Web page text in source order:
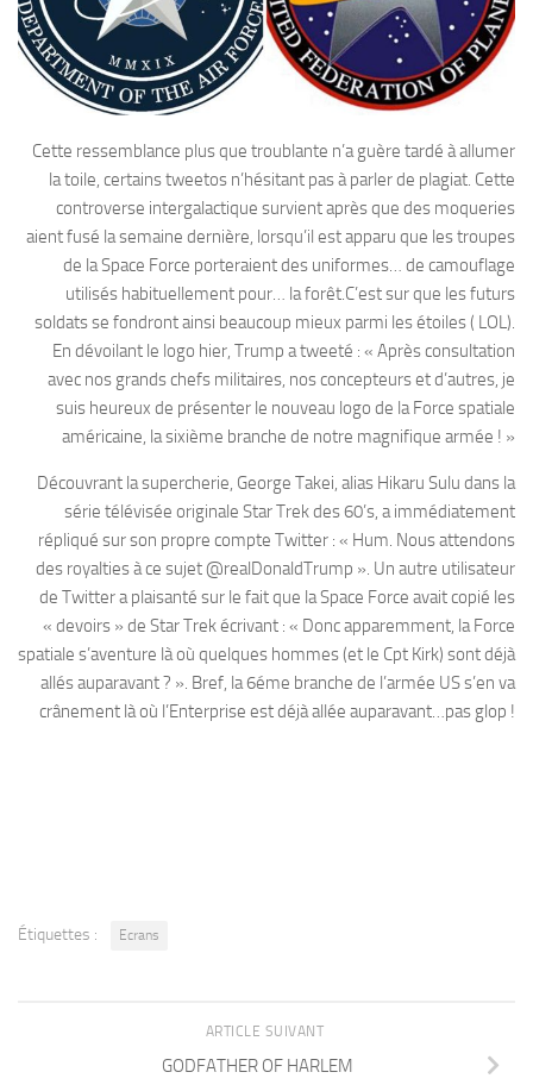
Cette ressemblance plus que troublante n’a guère tardé à allumer
la toile, certains tweetos n’hésitant pas à parler de plagiat. Cette
controverse intergalactique survient après que des moqueries
aient fusé la semaine dernière, lorsqu’il est apparu que les troupes
de la Space Force porteraient des uniformes… de camouflage
utilisés habituellement pour… la forêt.C’est sur que les futurs
soldats se fondront ainsi beaucoup mieux parmi les étoiles ( LOL).
En dévoilant le logo hier, Trump a tweeté : « Après consultation
avec nos grands chefs militaires, nos concepteurs et d’autres, je
suis heureux de présenter le nouveau logo de la Force spatiale
américaine, la sixième branche de notre magnifique armée ! »
Découvrant la supercherie, George Takei, alias Hikaru Sulu dans la
série télévisée originale Star Trek des 60’s, a immédiatement
répliqué sur son propre compte Twitter : « Hum. Nous attendons
des royalties à ce sujet @realDonaldTrump ». Un autre utilisateur
de Twitter a plaisanté sur le fait que la Space Force avait copié les
« devoirs » de Star Trek écrivant : « Donc apparemment, la Force
spatiale s’aventure là où quelques hommes (et le Cpt Kirk) sont déjà
allés auparavant ? ». Bref, la 6éme branche de l’armée US s’en va
crânement là où l’Enterprise est déjà allée auparavant…pas glop !
Étiquettes : Ecrans
ARTICLE SUIVANT
GODFATHER OF HARLEM